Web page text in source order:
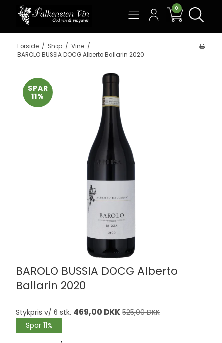
0
Forside / Shop / Vine /
BAROLO BUSSIA DOCG Alberto Ballarin 2020
SPAR
11%
BAROLO BUSSIA DOCG Alberto
Ballarin 2020
Stykpris v/ 6 stk. 469,00 DKK 525,00 DKK
Spar 11%